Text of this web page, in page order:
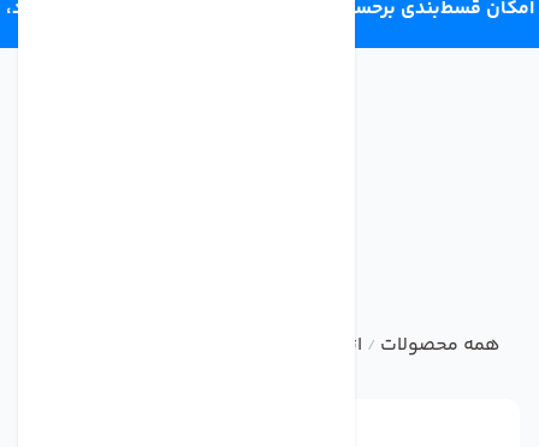
امکان قسط‌بندی برحسب اعتبار ترب‌پی 4 قسط ماهانه. بدون سود،
همه محصولات / اتصالات تصفیه آب خانگی